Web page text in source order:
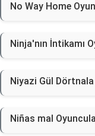
No Way Home
Ninja'nın İntikamı
Niyazi Gül
Niñas mal